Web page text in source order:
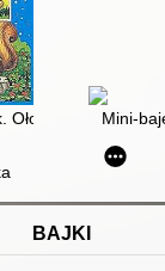
żołnierzyk
Mini-
BAJKI